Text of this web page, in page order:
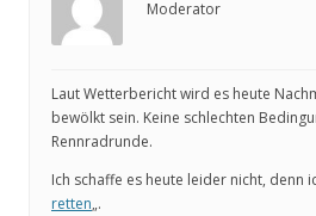
Moderator
Laut Wetterbericht wird es heute
bewölkt sein. Keine schlechten
Rennradrunde.
Ich schaffe es heute leider nicht, denn
retten„.